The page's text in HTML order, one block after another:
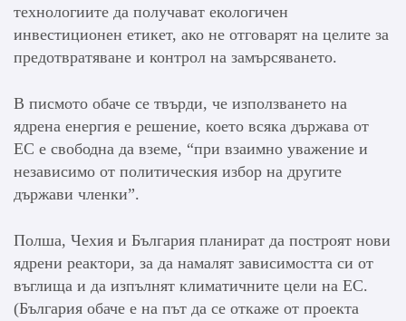
технологиите да получават екологичен
инвестиционен етикет, ако не отговарят на целите за
предотвратяване и контрол на замърсяването.
В писмото обаче се твърди, че използването на
ядрена енергия е решение, което всяка държава от
ЕС е свободна да вземе, “при взаимно уважение и
независимо от политическия избор на другите
държави членки”.
Полша, Чехия и България планират да построят нови
ядрени реактори, за да намалят зависимостта си от
въглища и да изпълнят климатичните цели на ЕС.
(България обаче е на път да се откаже от проекта